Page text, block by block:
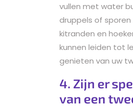
vullen met water
druppels of
kitranden en
kunnen leiden tot
genieten van uw
4. Zijn er
van een